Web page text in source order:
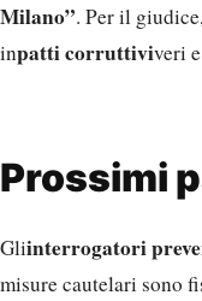
Milano”. Per il
inpatti corruttiviveri
Prossimi
Gliinterrogatori
misure cautelari sono